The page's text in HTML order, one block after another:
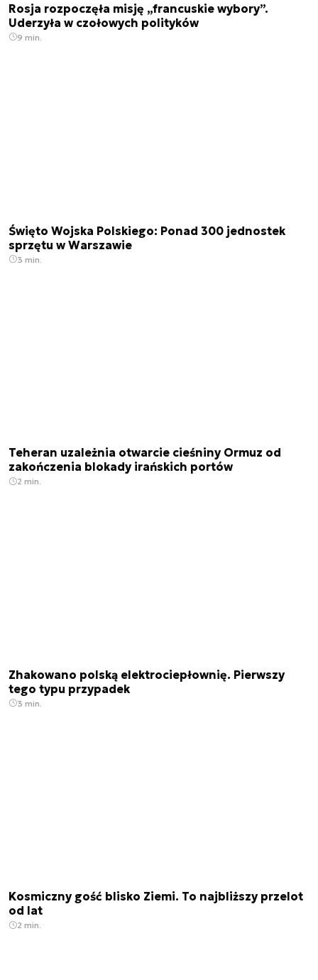
Rosja rozpoczęła misję „francuskie wybory”.
Uderzyła w czołowych polityków
9 min.
Święto Wojska Polskiego: Ponad 300 jednostek
sprzętu w Warszawie
3 min.
Teheran uzależnia otwarcie cieśniny Ormuz od
zakończenia blokady irańskich portów
2 min.
Zhakowano polską elektrociepłownię. Pierwszy
tego typu przypadek
3 min.
Kosmiczny gość blisko Ziemi. To najbliższy przelot
od lat
2 min.